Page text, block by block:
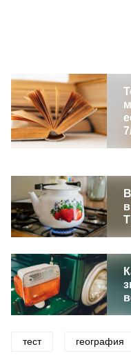
тест география